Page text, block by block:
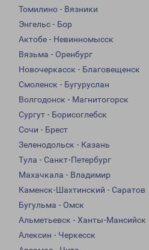
Томилино - Вязники
Энгельс - Бор
Актобе - Невинномысск
Вязьма - Оренбург
Новочеркасск - Благовещенск
Смоленск - Бугуруслан
Волгодонск - Магнитогорск
Сургут - Борисоглебск
Сочи - Брест
Зеленодольск - Казань
Тула - Санкт-Петербург
Махачкала - Владимир
Каменск-Шахтинский - Саратов
Бугульма - Омск
Альметьевск - Ханты-Мансийск
Алексин - Черкесск